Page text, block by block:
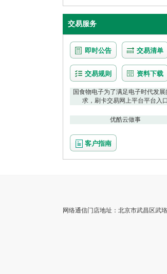
交易服务
即时公告 交易清单
交易规则 资料下载
国食物电子为了满足电子时代发展
求，刷卡交易网上平台平台入口
优酷云做事
客户指南
网络通信门店地址：北京市武昌区武